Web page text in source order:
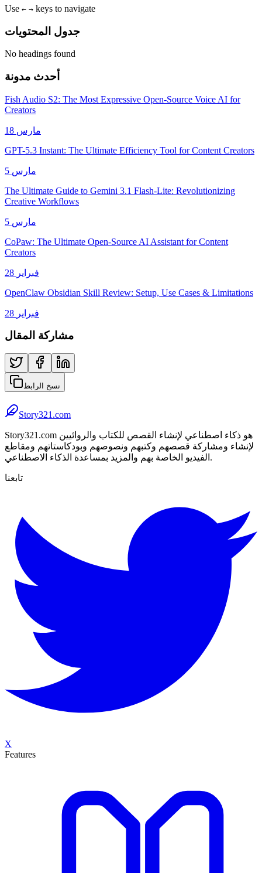
Use ← → keys to navigate
جدول المحتويات
No headings found
أحدث مدونة
Fish Audio S2: The Most Expressive Open-Source Voice AI for
Creators
18 مارس
GPT-5.3 Instant: The Ultimate Efficiency Tool for Content Creators
5 مارس
The Ultimate Guide to Gemini 3.1 Flash-Lite: Revolutionizing
Creative Workflows
5 مارس
CoPaw: The Ultimate Open-Source AI Assistant for Content
Creators
28 فبراير
OpenClaw Obsidian Skill Review: Setup, Use Cases & Limitations
28 فبراير
مشاركة المقال
نسخ الرابط
Story321.com
Story321.com هو ذكاء اصطناعي لإنشاء القصص للكتاب والروائيين
لإنشاء ومشاركة قصصهم وكتبهم ونصوصهم وبودكاستاتهم ومقاطع
الفيديو الخاصة بهم والمزيد بمساعدة الذكاء الاصطناعي.
تابعنا
X
Features